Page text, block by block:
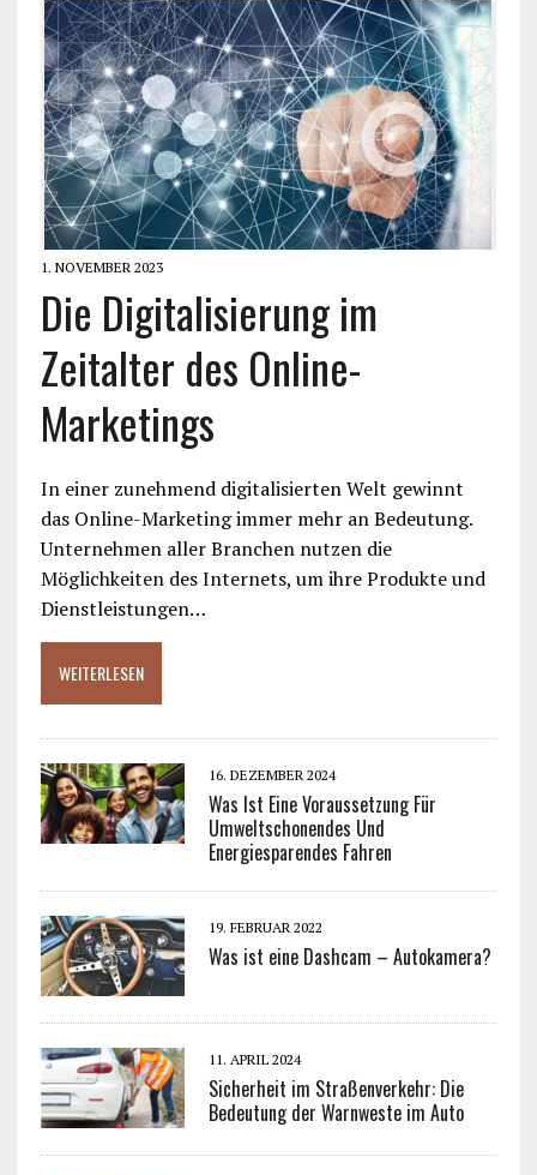
1. NOVEMBER 2023
Die Digitalisierung im
Zeitalter des Online-
Marketings
In einer zunehmend digitalisierten Welt gewinnt
das Online-Marketing immer mehr an Bedeutung.
Unternehmen aller Branchen nutzen die
Möglichkeiten des Internets, um ihre Produkte und
Dienstleistungen…
WEITERLESEN
16. DEZEMBER 2024
Was Ist Eine Voraussetzung Für
Umweltschonendes Und
Energiesparendes Fahren
19. FEBRUAR 2022
Was ist eine Dashcam – Autokamera?
11. APRIL 2024
Sicherheit im Straßenverkehr: Die
Bedeutung der Warnweste im Auto